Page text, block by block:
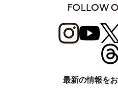
FOLLOW
最新の情報を